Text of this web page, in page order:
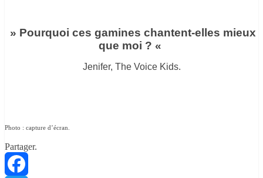
» Pourquoi ces gamines chantent-elles mieux
que moi ? «
Jenifer, The Voice Kids.
Photo : capture d’écran.
Partager.